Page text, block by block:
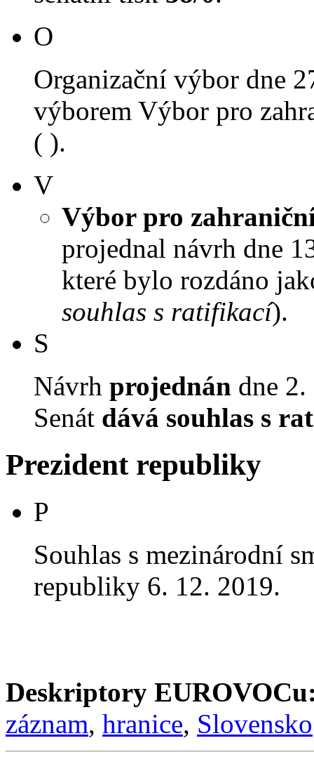
O
Organizační výbor dne
výborem Výbor pro
( ).
V
Výbor pro
projednal návrh dne
které bylo rozdáno
souhlas s ratifikací).
S
Návrh projednán dne
Senát dává souhlas s
Prezident republiky
P
Souhlas s mezinárodní
republiky 6. 12. 2019.
Deskriptory
záznam, hranice, Slovensko